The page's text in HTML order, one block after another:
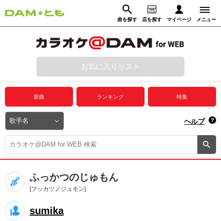
曲を探す 店を探す マイページ メニュー
動画からさがす 録音からさがす
ログイン
プレミアムサービス
DAM★とも動画
DAM★とも録音
カラオケ＠DAM
ユーザー検索
キャンペーン
お気に入りリスト
新曲 ランキング 特集
ヘルプ
ふっかつのじゅもん
[フッカツノジュモン]
sumika